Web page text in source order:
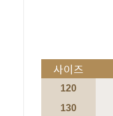
사이즈
120
130